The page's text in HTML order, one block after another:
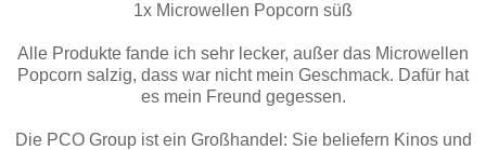
1x Microwellen Popcorn süß
Alle Produkte fande ich sehr lecker, außer das Microwellen
Popcorn salzig, dass war nicht mein Geschmack. Dafür hat
es mein Freund gegessen.
Die PCO Group ist ein Großhandel: Sie beliefern Kinos und